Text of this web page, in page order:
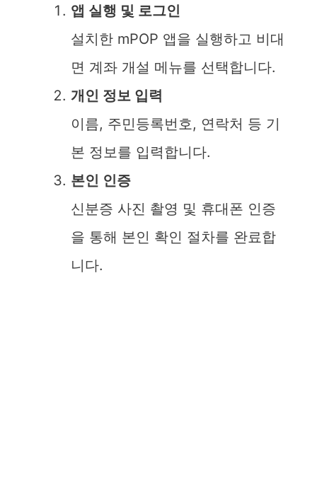
y
V
i
d
o
앱 실행 및 로그인
설치한 mPOP 앱을 실행하고 비대
면 계좌 개설 메뉴를 선택합니다.
개인 정보 입력
이름, 주민등록번호, 연락처 등 기
본 정보를 입력합니다.
본인 인증
신분증 사진 촬영 및 휴대폰 인증
을 통해 본인 확인 절차를 완료합
니다.